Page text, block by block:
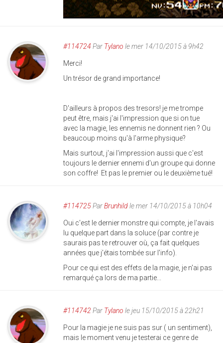
#114724 Par Tylano le mer 14/10/2015 à 9h42
Merci!
Un trésor de grand importance!
D'ailleurs à propos des tresors! je me trompe
peut être, mais j'ai l'impression que si on tue
avec la magie, les ennemis ne donnent rien ? Ou
beaucoup moins qu'à l'arme physique?
Mais surtout, j'ai l'impression aussi que c'est
toujours le dernier ennemi d'un groupe qui donne
son coffre! Et pas le premier ou le deuxième tué!
#114725ParBrunhildle mer 14/10/2015 à 10h04
Oui c'est le dernier monstre qui compte, je l'avais
lu quelque part dans la soluce (par contre je
saurais pas te retrouver où, ça fait quelques
années que j'étais tombée sur l'info).
Pour ce qui est des effets de la magie, je n'ai pas
remarqué ça lors de ma partie...
#114742 Par Tylano le jeu 15/10/2015 à 22h21
Pour la magie je ne suis pas sur ( un sentiment),
mais le moment venu je testerai ce genre de